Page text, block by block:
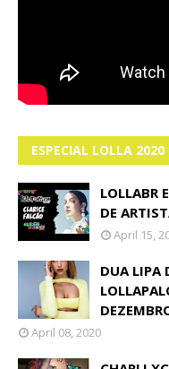
ESPECIAL LOLLA 2020
LOLLABR
DE
April 15,
DUA LIPA
April 08, 2020